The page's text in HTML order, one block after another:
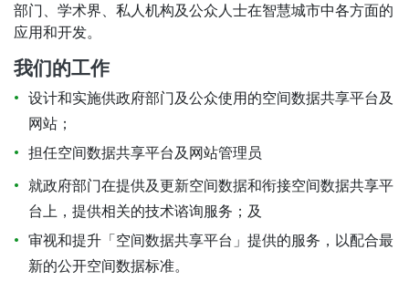
部门、学术界、私人机构及公众人士在智慧城市中各方面的
应用和开发。
我们的工作
设计和实施供政府部门及公众使用的空间数据共享平台及
网站；
担任空间数据共享平台及网站管理员
就政府部门在提供及更新空间数据和衔接空间数据共享平
台上，提供相关的技术谘询服务；及
审视和提升「空间数据共享平台」提供的服务，以配合最
新的公开空间数据标准。